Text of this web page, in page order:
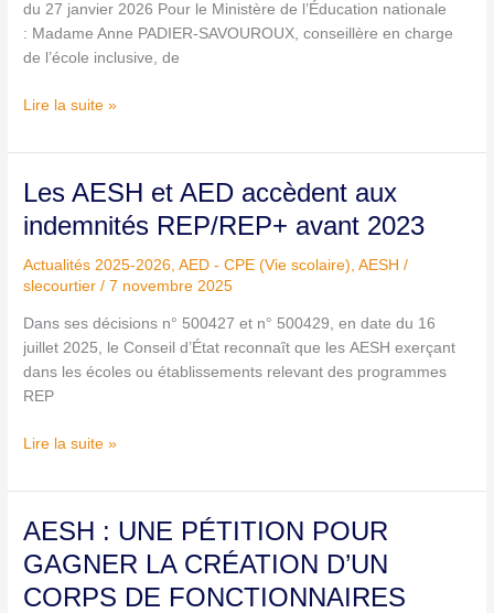
du 27 janvier 2026 Pour le Ministère de l’Éducation nationale
: Madame Anne PADIER-SAVOUROUX, conseillère en charge
de l’école inclusive, de
le
chantier
va
être
Lire la suite »
Les AESH et AED accèdent aux
indemnités REP/REP+ avant 2023
Actualités 2025-2026,AED - CPE (Vie scolaire),AESH /
slecourtier/7 novembre 2025
Dans ses décisions n° 500427 et n° 500429, en date du 16
juillet 2025, le Conseil d’État reconnaît que les AESH exerçant
dans les écoles ou établissements relevant des programmes
REP
Les
et
AED
accèdent
indemnités
REP/REP+
avant
2023
Lire la suite »
AESH : UNE PÉTITION POUR
GAGNER LA CRÉATION D’UN
CORPS DE FONCTIONNAIRES
AESH : UNE PÉTITION POUR
LA
CRÉATION